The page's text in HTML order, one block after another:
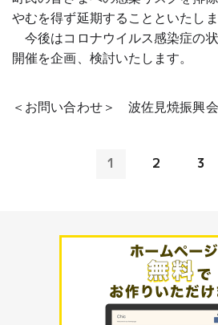
やむを得ず延期することといたしま
今後はコロナウイルス感染症の
開催を企画、 検討いたします。
＜お問い合わせ＞ 波佐見焼振興
1 2 3